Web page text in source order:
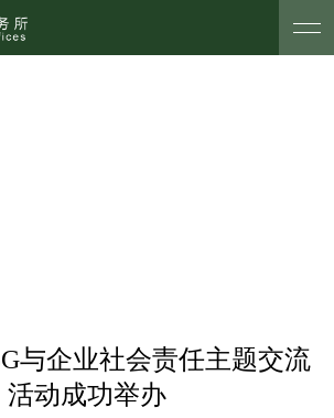
与企业社会责任主题交流
活动成功举办